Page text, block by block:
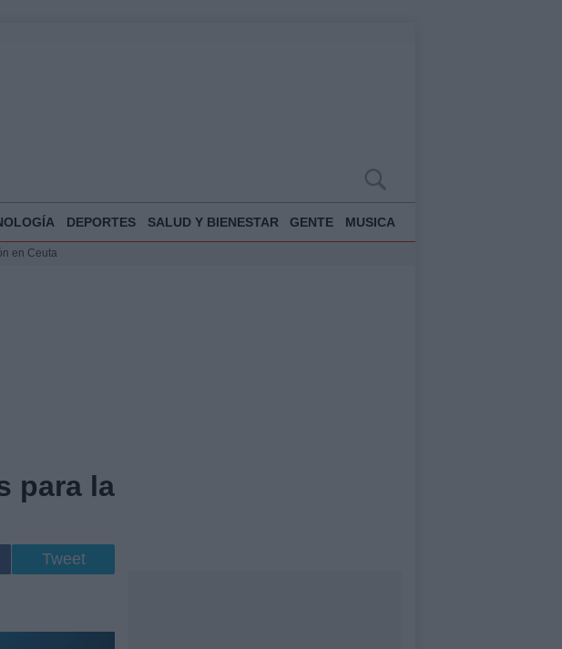
DEPORTES SALUD Y BIENESTAR GENTE MUSICA
en Ceuta
para la
Tweet